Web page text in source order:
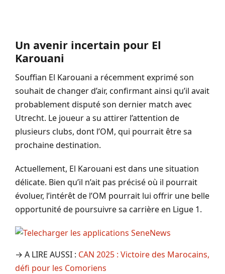
Un avenir incertain pour El
Karouani
Souffian El Karouani a récemment exprimé son
souhait de changer d’air, confirmant ainsi qu’il avait
probablement disputé son dernier match avec
Utrecht. Le joueur a su attirer l’attention de
plusieurs clubs, dont l’OM, qui pourrait être sa
prochaine destination.
Actuellement, El Karouani est dans une situation
délicate. Bien qu’il n’ait pas précisé où il pourrait
évoluer, l’intérêt de l’OM pourrait lui offrir une belle
opportunité de poursuivre sa carrière en Ligue 1.
→ A LIRE AUSSI : CAN 2025 : Victoire des Marocains,
défi pour les Comoriens